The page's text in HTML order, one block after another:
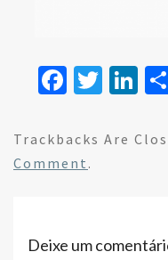
Fa
b
o
T
tt
Li
ke
Trackbacks Are
Comment .
Deixe um